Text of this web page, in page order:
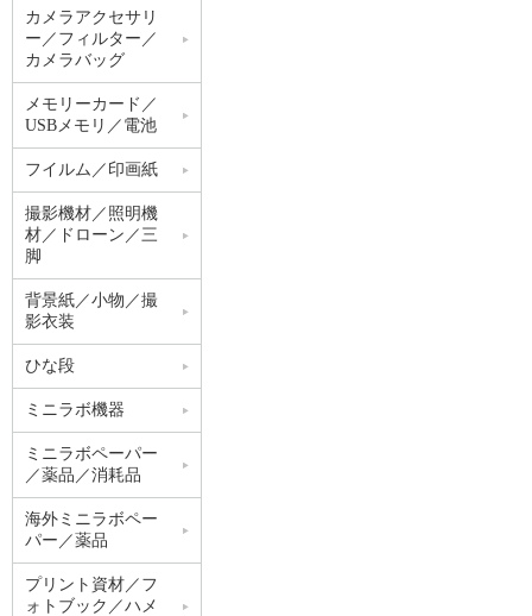
カメラアクセサリ
ー／フィルター／
カメラバッグ
メモリーカード／
USBメモリ／電池
フイルム／印画紙
撮影機材／照明機
材／ドローン／三
脚
背景紙／小物／撮
影衣装
ひな段
ミニラボ機器
ミニラボペーパー
／薬品／消耗品
海外ミニラボペー
パー／薬品
プリント資材／フ
ォトブック／ハメ